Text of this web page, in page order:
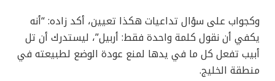
وكجواب على سؤال تداعيات هكذا تعيين، أكد زاده: “أنه
يكفي أن نقول كلمة واحدة فقط: أربيل”، ليستدرك أن تل
أبيب تفعل كل ما في يدها لمنع عودة الوضع لطبيعته في
منطقة الخليج.